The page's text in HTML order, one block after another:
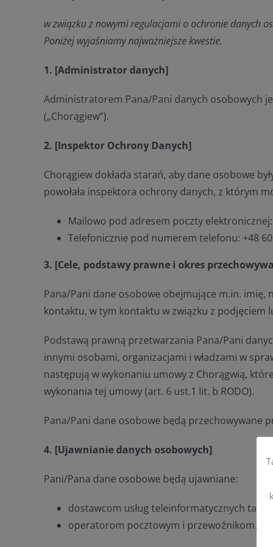
w związku z nowymi regulacjami o ochronie danych
Poniżej wyjaśniamy najważniejsze kwestie.
1. [Administrator danych]
Administratorem Pana/Pani danych osobowych
(„Chorągiew”).
2. [Inspektor Ochrony Danych]
Chorągiew dokłada starań, aby dane osobowe
powołała inspektora ochrony danych, z którym
Mailowo pod adresem poczty
Telefonicznie pod numerem telefonu: +48
3. [Cele, podstawy prawne i okres
Pana/Pani dane osobowe obejmujące m.in.
kontaktu, w tym kontaktu w związku z podjęciem
Podstawą prawną przetwarzania Pana/Pani
innymi osobami, organizacjami i władzami w
następują w wykonaniu umowy z Chorągwią,
wykonania tej umowy (art. 6 ust.1 lit. b RODO).
Pana/Pani dane osobowe będą przechowywane
4. [Ujawnianie danych osobowych]
Pani/Pana dane osobowe będą ujawniane:
dostawcom usług teleinformatycznych
operatorom pocztowym i przewoźnikom.